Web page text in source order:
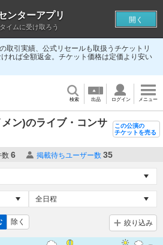
取引実績、公式リセールも取扱うチケットリ
れば全額返金。チケット価格は定価より安い
検索 出品 ログイン メニュー
ン)のライブ・コンサ
この公演の
チケットを売る
数 6 掲載待ちユーザー数 35
除く 絞り込み
ンターアプリ
イムに受け取ろう
開く